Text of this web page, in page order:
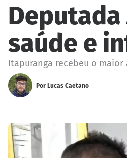
saúde e
Itapuranga recebeu o
Por Lucas Caetano